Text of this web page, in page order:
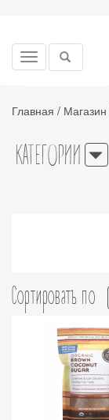
Toggle
Главная / Магазин
КАТЕГОРИИ
Сортировать по